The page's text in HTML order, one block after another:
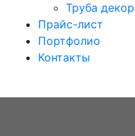
Труба
Прайс-лист
Портфолио
Контакты